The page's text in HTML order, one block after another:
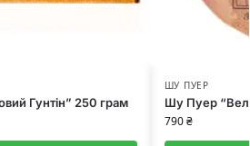
Гунтін” 250 грам
ШУ ПУЕР
Шу Пуер
790₴